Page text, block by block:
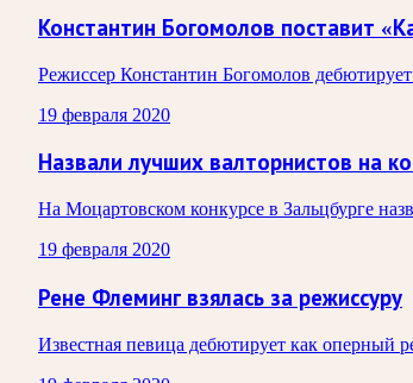
Константин Богомолов поставит
Режиссер Константин Богомолов
19 февраля 2020
Назвали лучших валторнистов на
На Моцартовском конкурсе в Зальцбурге
19 февраля 2020
Рене Флеминг взялась за режиссуру
Известная певица дебютирует как оперный